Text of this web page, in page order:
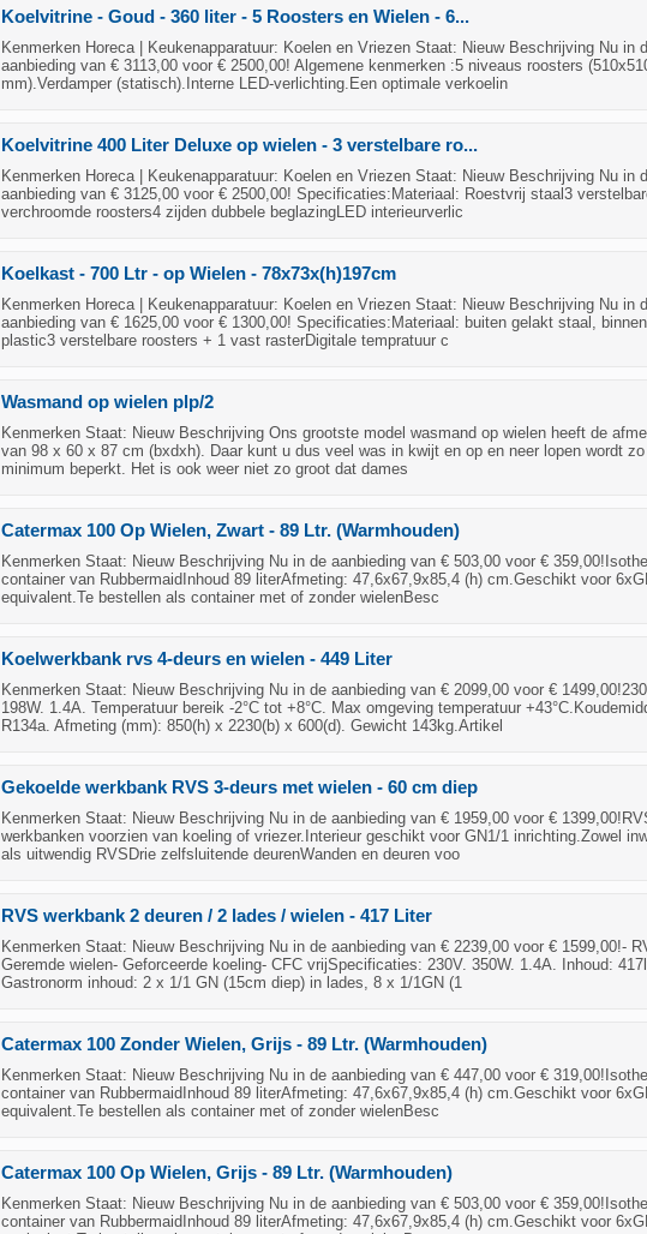
Koelvitrine - Goud - 360 liter - 5 Roosters en Wielen - 6...
Kenmerken Horeca | Keukenapparatuur: Koelen en Vriezen Staat: Nieuw Beschrijving Nu in
aanbieding van € 3113,00 voor € 2500,00! Algemene kenmerken :5 niveaus roosters
mm).Verdamper (statisch).Interne LED-verlichting.Een optimale verkoelin
Koelvitrine 400 Liter Deluxe op wielen - 3 verstelbare ro...
Kenmerken Horeca | Keukenapparatuur: Koelen en Vriezen Staat: Nieuw Beschrijving Nu in
aanbieding van € 3125,00 voor € 2500,00! Specificaties:Materiaal: Roestvrij staal3
verchroomde roosters4 zijden dubbele beglazingLED interieurverlic
Koelkast - 700 Ltr - op Wielen - 78x73x(h)197cm
Kenmerken Horeca | Keukenapparatuur: Koelen en Vriezen Staat: Nieuw Beschrijving Nu in
aanbieding van € 1625,00 voor € 1300,00! Specificaties:Materiaal: buiten gelakt staal, binnen
plastic3 verstelbare roosters + 1 vast rasterDigitale tempratuur c
Wasmand op wielen plp/2
Kenmerken Staat: Nieuw Beschrijving Ons grootste model wasmand op wielen heeft de
van 98 x 60 x 87 cm (bxdxh). Daar kunt u dus veel was in kwijt en op en neer lopen wordt
minimum beperkt. Het is ook weer niet zo groot dat dames
Catermax 100 Op Wielen, Zwart - 89 Ltr. (Warmhouden)
Kenmerken Staat: Nieuw Beschrijving Nu in de aanbieding van € 503,00 voor €
container van RubbermaidInhoud 89 literAfmeting: 47,6x67,9x85,4 (h) cm.Geschikt voor
equivalent.Te bestellen als container met of zonder wielenBesc
Koelwerkbank rvs 4-deurs en wielen - 449 Liter
Kenmerken Staat: Nieuw Beschrijving Nu in de aanbieding van € 2099,00 voor €
198W. 1.4A. Temperatuur bereik -2°C tot +8°C. Max omgeving temperatuur
R134a. Afmeting (mm): 850(h) x 2230(b) x 600(d). Gewicht 143kg.Artikel
Gekoelde werkbank RVS 3-deurs met wielen - 60 cm diep
Kenmerken Staat: Nieuw Beschrijving Nu in de aanbieding van € 1959,00 voor €
werkbanken voorzien van koeling of vriezer.Interieur geschikt voor GN1/1 inrichting.Zowel
als uitwendig RVSDrie zelfsluitende deurenWanden en deuren voo
RVS werkbank 2 deuren / 2 lades / wielen - 417 Liter
Kenmerken Staat: Nieuw Beschrijving Nu in de aanbieding van € 2239,00 voor € 1599,00!-
Geremde wielen- Geforceerde koeling- CFC vrijSpecificaties: 230V. 350W. 1.4A. Inhoud:
Gastronorm inhoud: 2 x 1/1 GN (15cm diep) in lades, 8 x 1/1GN (1
Catermax 100 Zonder Wielen, Grijs - 89 Ltr. (Warmhouden)
Kenmerken Staat: Nieuw Beschrijving Nu in de aanbieding van € 447,00 voor €
container van RubbermaidInhoud 89 literAfmeting: 47,6x67,9x85,4 (h) cm.Geschikt voor
equivalent.Te bestellen als container met of zonder wielenBesc
Catermax 100 Op Wielen, Grijs - 89 Ltr. (Warmhouden)
Kenmerken Staat: Nieuw Beschrijving Nu in de aanbieding van € 503,00 voor €
container van RubbermaidInhoud 89 literAfmeting: 47,6x67,9x85,4 (h) cm.Geschikt voor